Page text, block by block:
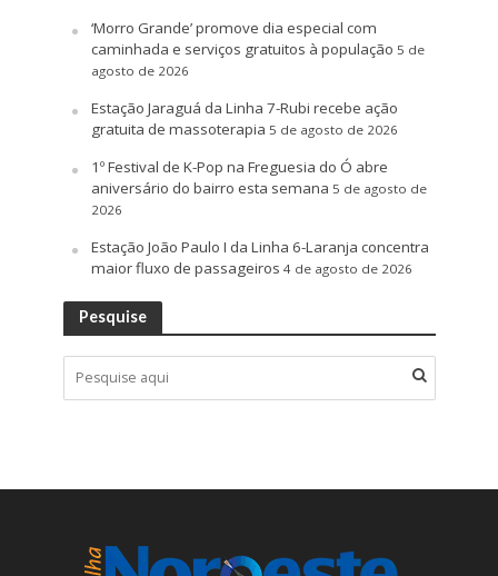
‘Morro Grande’ promove dia especial com
caminhada e serviços gratuitos à população 5 de
agosto de 2026
Estação Jaraguá da Linha 7-Rubi recebe ação
gratuita de massoterapia 5 de agosto de 2026
1º Festival de K-Pop na Freguesia do Ó abre
aniversário do bairro esta semana 5 de agosto de
2026
Estação João Paulo I da Linha 6-Laranja concentra
maior fluxo de passageiros 4 de agosto de 2026
Pesquise